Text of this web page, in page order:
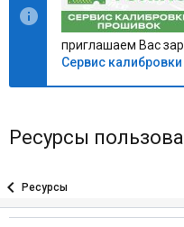
приглашаем Вас
Сервис
Ресурсы
Ресурсы